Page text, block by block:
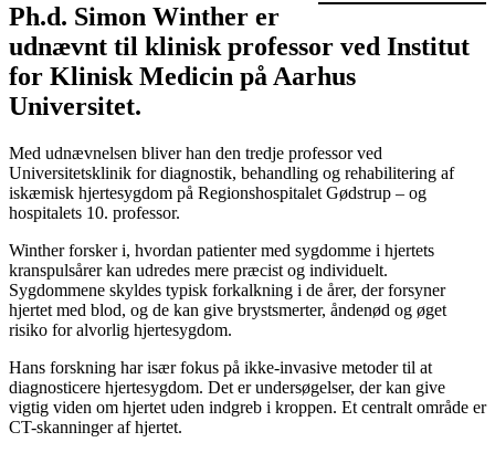
Ph.d. Simon Winther er
udnævnt til klinisk professor ved Institut
for Klinisk Medicin på Aarhus
Universitet.
Med udnævnelsen bliver han den tredje professor ved
Universitetsklinik for diagnostik, behandling og rehabilitering af
iskæmisk hjertesygdom på Regionshospitalet Gødstrup – og
hospitalets 10. professor.
Winther forsker i, hvordan patienter med sygdomme i hjertets
kranspulsårer kan udredes mere præcist og individuelt.
Sygdommene skyldes typisk forkalkning i de årer, der forsyner
hjertet med blod, og de kan give brystsmerter, åndenød og øget
risiko for alvorlig hjertesygdom.
Hans forskning har især fokus på ikke-invasive metoder til at
diagnosticere hjertesygdom. Det er undersøgelser, der kan give
vigtig viden om hjertet uden indgreb i kroppen. Et centralt område er
CT-skanninger af hjertet.